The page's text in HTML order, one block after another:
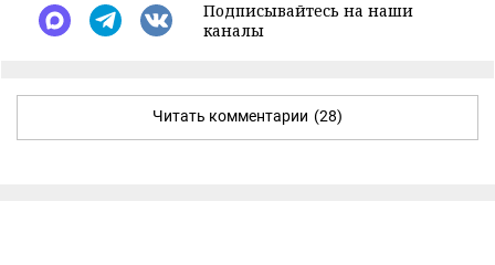
Подписывайтесь на наши
каналы
Читать комментарии (28)